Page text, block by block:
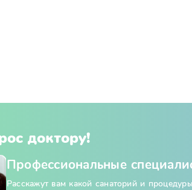
доктору!
Профессиональные
Расскажут вам какой санаторий и